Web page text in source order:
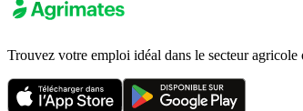
Trouvez votre emploi idéal dans le secteur agricole